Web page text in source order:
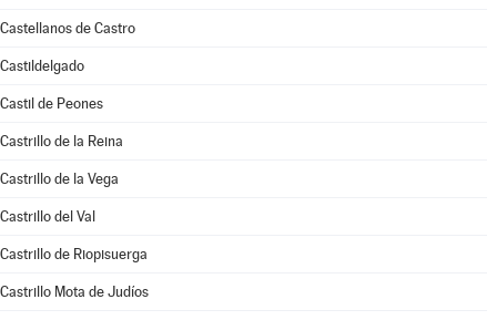
Castellanos de Castro
Castildelgado
Castil de Peones
Castrillo de la Reina
Castrillo de la Vega
Castrillo del Val
Castrillo de Riopisuerga
Castrillo Mota de Judíos